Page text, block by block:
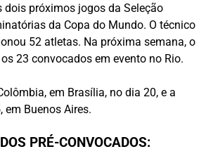
dois próximos jogos da Seleção
da Copa do Mundo. O técnico
52 atletas. Na próxima semana, o
23 convocados em evento no Rio.
em Brasília, no dia 20, e a
em Buenos Aires.
PRÉ-CONVOCADOS: